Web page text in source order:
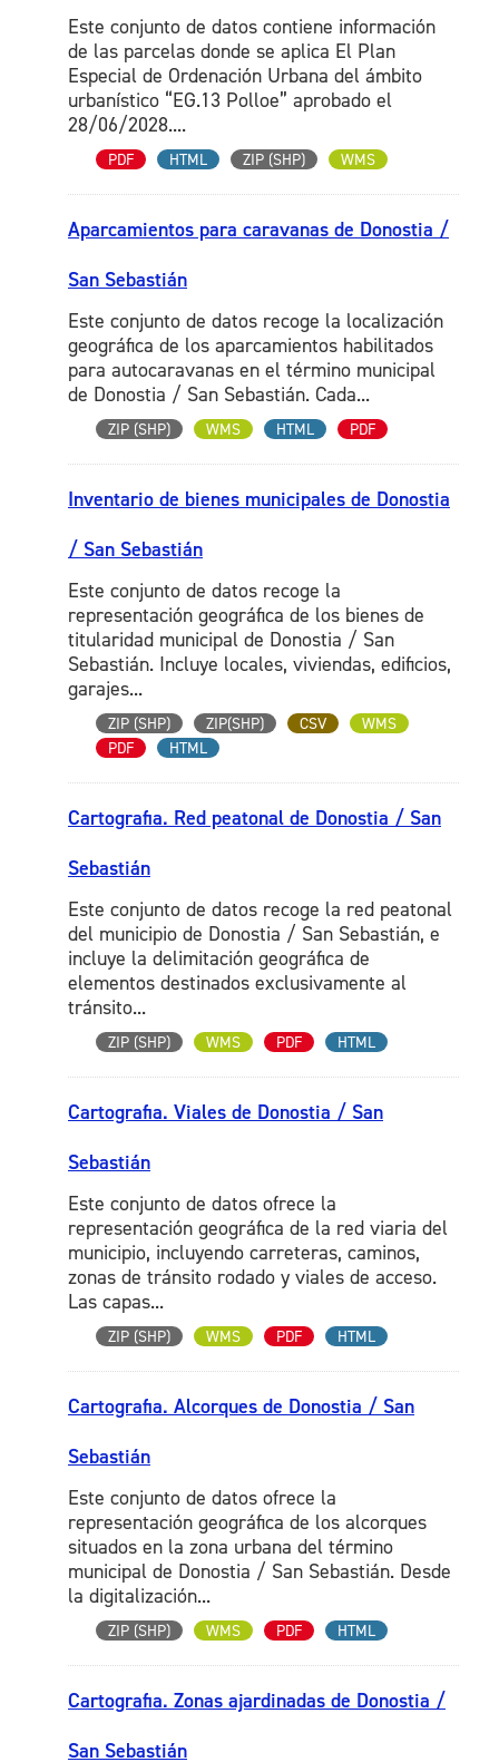
Este conjunto de datos contiene información
de las parcelas donde se aplica El Plan
Especial de Ordenación Urbana del ámbito
urbanístico “EG.13 Polloe” aprobado el
28/06/2028....
PDF HTML ZIP (SHP) WMS
Aparcamientos para caravanas de Donostia /
San Sebastián
Este conjunto de datos recoge la localización
geográfica de los aparcamientos habilitados
para autocaravanas en el término municipal
de Donostia / San Sebastián. Cada...
ZIP (SHP) WMS HTML PDF
Inventario de bienes municipales de Donostia
/ San Sebastián
Este conjunto de datos recoge la
representación geográfica de los bienes de
titularidad municipal de Donostia / San
Sebastián. Incluye locales, viviendas, edificios,
garajes...
ZIP (SHP) ZIP(SHP) CSV
WMS
PDF
HTML
Cartografia. Red peatonal de Donostia / San
Sebastián
Este conjunto de datos recoge la red peatonal
del municipio de Donostia / San Sebastián, e
incluye la delimitación geográfica de
elementos destinados exclusivamente al
tránsito...
ZIP (SHP) WMS PDF HTML
Cartografia. Viales de Donostia / San
Sebastián
Este conjunto de datos ofrece la
representación geográfica de la red viaria del
municipio, incluyendo carreteras, caminos,
zonas de tránsito rodado y viales de acceso.
Las capas...
ZIP (SHP) WMS PDF HTML
Cartografia. Alcorques de Donostia / San
Sebastián
Este conjunto de datos ofrece la
representación geográfica de los alcorques
situados en la zona urbana del término
municipal de Donostia / San Sebastián. Desde
la digitalización...
ZIP (SHP) WMS PDF HTML
Cartografia. Zonas ajardinadas de Donostia /
San Sebastián